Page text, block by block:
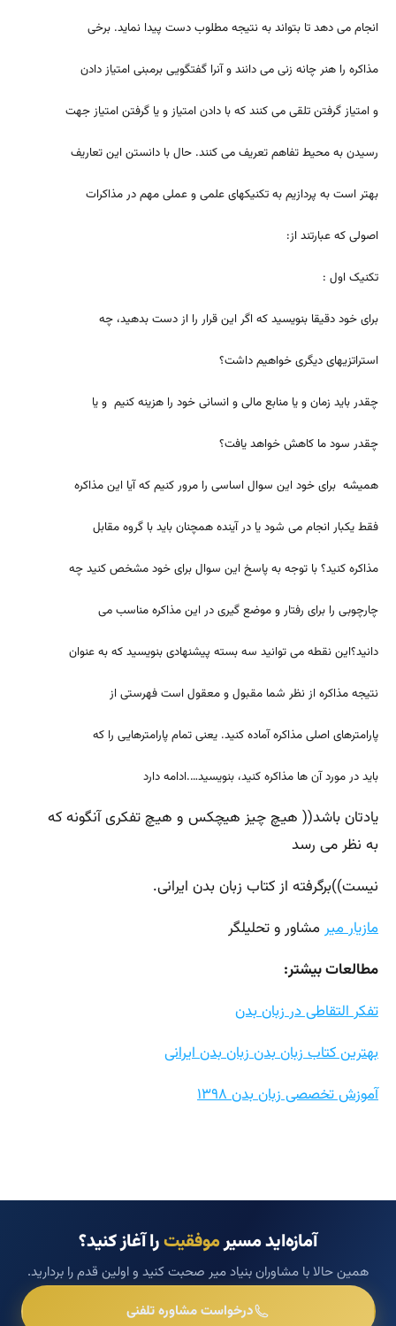
انجام می دهد تا بتواند به نتیجه مطلوب دست پیدا نماید. برخی
مذاکره را هنر چانه زنی می دانند و آنرا گفتگویی برمبنی امتیاز دادن
و امتیاز گرفتن تلقی می کنند که با دادن امتیاز و یا گرفتن امتیاز جهت
رسیدن به محیط تفاهم تعریف می کنند. حال با دانستن این تعاریف
بهتر است به پردازیم به تکنیکهای علمی و عملی مهم در مذاکرات
اصولی که عبارتند از:
تکنیک اول :
برای خود دقیقا بنویسید که اگر این قرار را از دست بدهید، چه
استراتزیهای دیگری خواهیم داشت؟
چقدر باید زمان و یا منابع مالی و انسانی خود را هزینه کنیم و یا
چقدر سود ما کاهش خواهد یافت؟
همیشه برای خود این سوال اساسی را مرور کنیم که آیا این مذاکره
فقط یکبار انجام می شود یا در آینده همچنان باید با گروه مقابل
مذاکره کنید؟ با توجه به پاسخ این سوال برای خود مشخص کنید چه
چارچوبی را برای رفتار و موضع گیری در این مذاکره مناسب می
دانید؟این نقطه می توانید سه بسته پیشنهادی بنویسید که به عنوان
نتیجه مذاکره از نظر شما مقبول و معقول است فهرستی از
پارامترهای اصلی مذاکره آماده کنید. یعنی تمام پارامترهایی را که
باید در مورد آن ها مذاکره کنید، بنویسید….ادامه دارد
یادتان باشد(( هیچ چیز هیچکس و هیچ تفکری آنگونه که
به نظر می رسد
نیست))برگرفته از کتاب زبان بدن ایرانی.
مازیار میر مشاور و تحلیلگر
مطالعات بیشتر:
تفکر التقاطی در زبان بدن
بهترین کتاب زبان بدن زبان بدن ایرانی
آموزش تخصصی زبان بدن ۱۳۹۸
آمازه‌اید مسیرموفقیترا آغاز کنید؟
همین حالا با مشاوران بنیاد میر صحبت کنید و اولین قدم را بردارید.
درخواست مشاوره تلفنی